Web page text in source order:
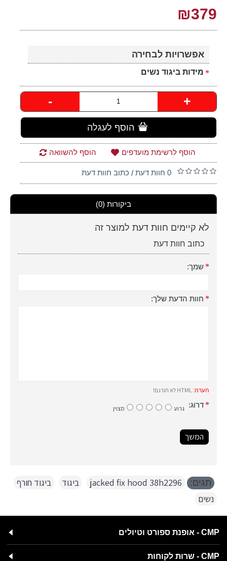
₪379
אפשרויות לבחירה
מידות ביגוד נשים
- +
הוסף לעגלה
הוסף לרשימת מועדפים הוסף להשוואה
0 חוות דעת / כתוב חוות דעת
ביקורות (0)
לא קיימים חוות דעת למוצר זה
כתוב חוות דעת
שמך:
חוות הדעת שלך:
הערה:
דרוג: גרוע מצוין
המשך
תגים: jacked fix hood 38h2296 ביגוד ביגוד חורף
נשים
CMP - אופנת ספורט וטיולים
CMP - שרות לקוחות